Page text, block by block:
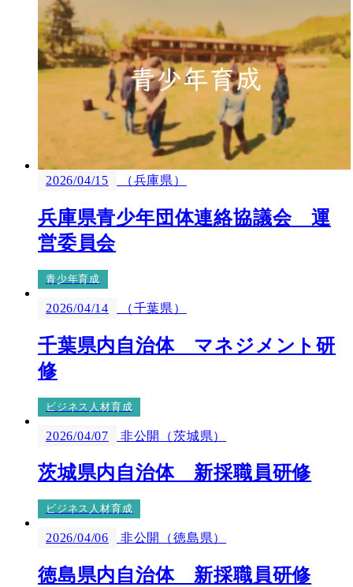
2026/04/15 （兵庫県）
兵庫県青少年団体連絡協議会 運
営委員会
青少年育成
2026/04/14 （千葉県）
千葉県内自治体 マネジメント研
修
ビジネス人材育成
2026/04/07 非公開（茨城県）
茨城県内自治体 新採職員研修
ビジネス人材育成
2026/04/06 非公開（徳島県）
徳島県内自治体 新採職員研修